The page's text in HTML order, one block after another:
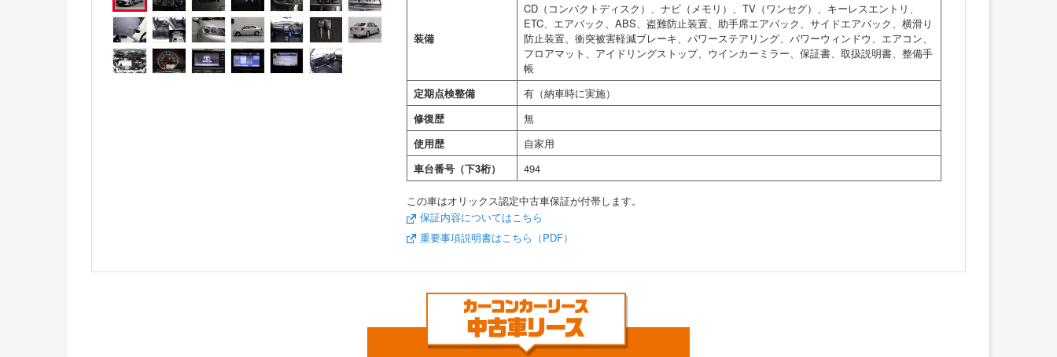
装備
CD（コンパクトディスク）、ナビ（メモリ）、TV（ワンセグ）、キーレスエントリ、
ETC、エアバック、ABS、盗難防止装置、助手席エアバック、サイドエアバック、横滑り
防止装置、衝突被害軽減ブレーキ、パワーステアリング、パワーウィンドウ、エアコン、
フロアマット、アイドリングストップ、ウインカーミラー、保証書、取扱説明書、整備手
帳
定期点検整備
有（納車時に実施）
修復歴
無
使用歴
自家用
車台番号（下3桁）
494
この車はオリックス認定中古車保証が付帯します。
保証内容についてはこちら
重要事項説明書はこちら（PDF）